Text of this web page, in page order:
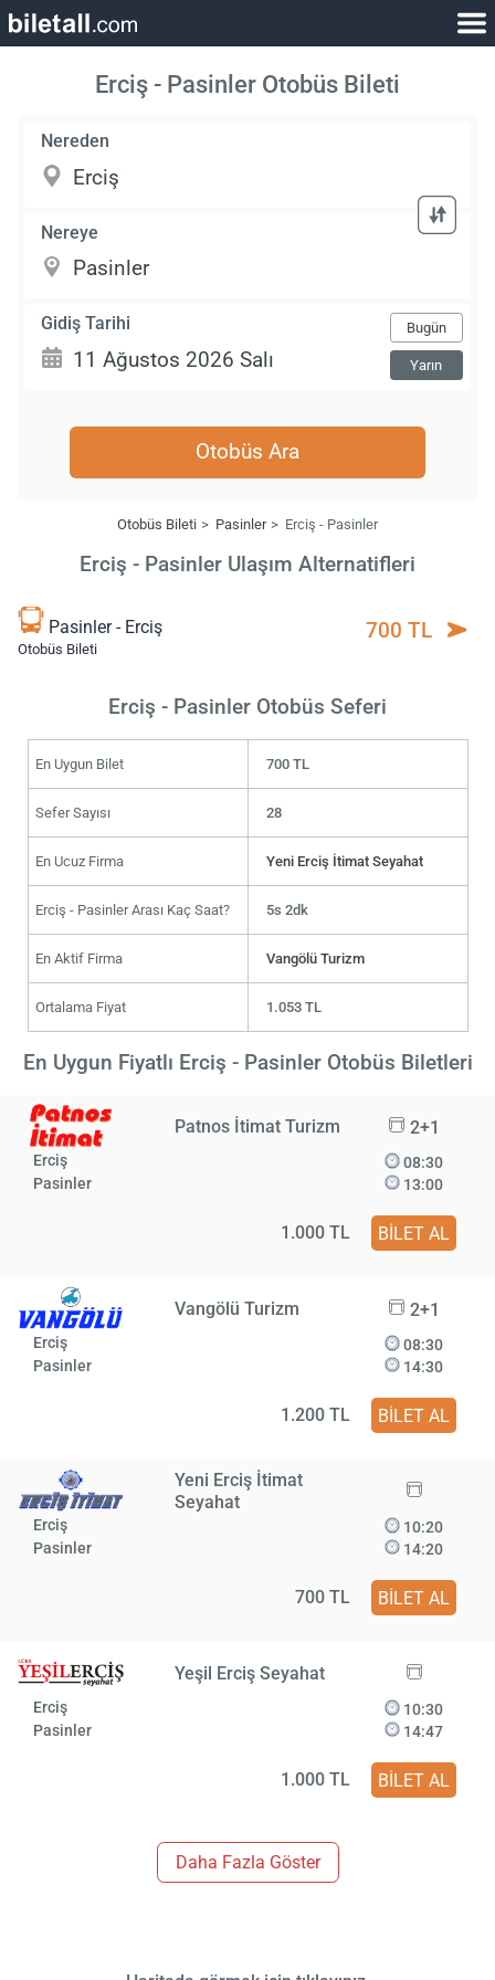
Erciş - Pasinler Otobüs Bileti
Nereden
Nereye
Gidiş Tarihi Bugün
Yarın
Otobüs Ara
Otobüs Bileti Pasinler Erciş - Pasinler
Erciş - Pasinler Ulaşım Alternatifleri
Pasinler - Erciş
Otobüs Bileti
700 TL
Erciş - Pasinler Otobüs Seferi
En Uygun Bilet 700 TL
Sefer Sayısı 28
En Ucuz Firma Yeni Erciş İtimat Seyahat
Erciş - Pasinler Arası Kaç Saat? 5s 2dk
En Aktif Firma Vangölü Turizm
Ortalama Fiyat 1.053 TL
En Uygun Fiyatlı Erciş - Pasinler Otobüs Biletleri
Patnos İtimat Turizm 2+1
Erciş
Pasinler
08:30
13:00
1.000 TL BİLET AL
Vangölü Turizm 2+1
Erciş
Pasinler
08:30
14:30
1.200 TL BİLET AL
Yeni Erciş İtimat
Seyahat
Erciş
Pasinler
10:20
14:20
700 TL BİLET AL
Yeşil Erciş Seyahat
Erciş
Pasinler
10:30
14:47
1.000 TL BİLET AL
Daha Fazla Göster